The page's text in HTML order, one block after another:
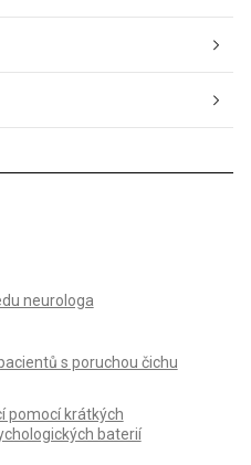
neurologa
s poruchou čichu
pomocí krátkých
baterií